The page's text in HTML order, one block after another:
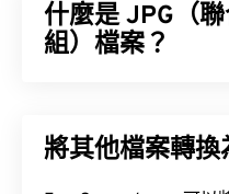
什麼是 JPG（
組）檔案？
廣泛使用，是因為它具
將其他檔案轉換